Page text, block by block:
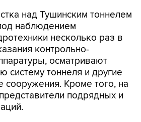
над Тушинским тоннелем
наблюдением
несколько раз в
контрольно-
осматривают
систему тоннеля и другие
сооружения. Кроме того, на
подрядных и